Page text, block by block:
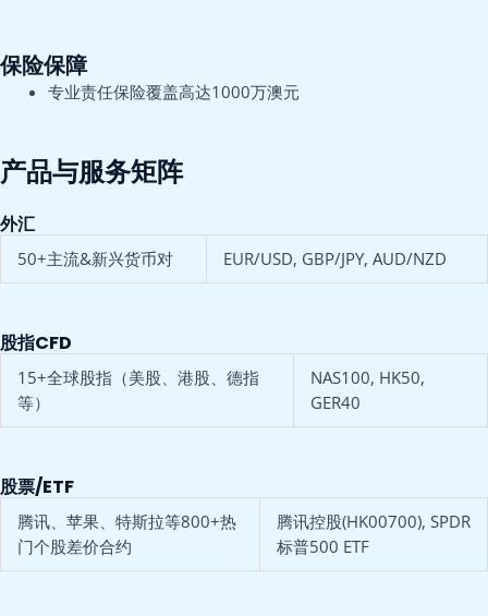
保险保障
专业责任保险覆盖高达1000万澳元
产品与服务矩阵
外汇
50+主流&新兴货币对 EUR/USD, GBP/JPY, AUD/NZD
股指CFD
15+全球股指（美股、港股、德指
等）
NAS100, HK50,
GER40
股票/ETF
腾讯、苹果、特斯拉等800+热
门个股差价合约
腾讯控股(HK00700), SPDR
标普500 ETF